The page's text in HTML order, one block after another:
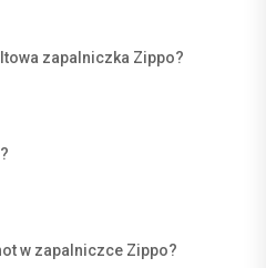
zapalniczka Zippo?
w zapalniczce Zippo?